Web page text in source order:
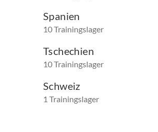
Spanien
10 Trainingslager
Tschechien
10 Trainingslager
Schweiz
1 Trainingslager